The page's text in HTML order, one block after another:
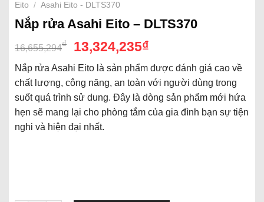
Eito
/ Asahi Eito - DLTS370
Nắp rửa Asahi Eito – DLTS370
16,655,294₫ 13,324,235₫
Nắp rửa Asahi Eito là sản phẩm được đánh giá cao về
chất lượng, công năng, an toàn với người dùng trong
suốt quá trình sử dung. Đây là dòng sản phẩm mới hứa
hẹn sẽ mang lại cho phòng tắm của gia đình bạn sự tiện
nghi và hiện đại nhất.